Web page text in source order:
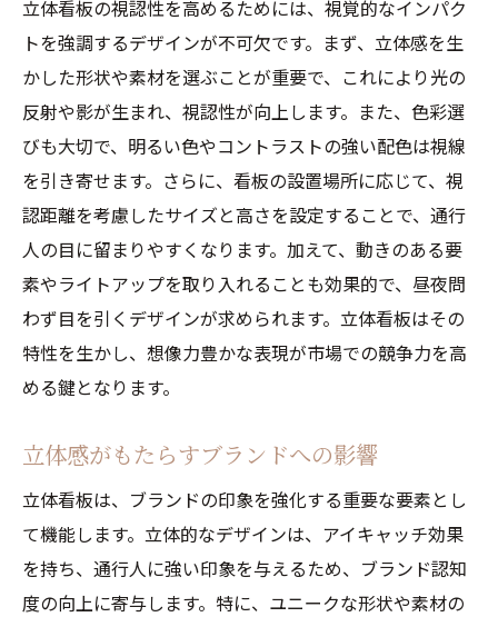
立体看板の視認性を高めるためには、視覚的なインパク
トを強調するデザインが不可欠です。まず、立体感を生
かした形状や素材を選ぶことが重要で、これにより光の
反射や影が生まれ、視認性が向上します。また、色彩選
びも大切で、明るい色やコントラストの強い配色は視線
を引き寄せます。さらに、看板の設置場所に応じて、視
認距離を考慮したサイズと高さを設定することで、通行
人の目に留まりやすくなります。加えて、動きのある要
素やライトアップを取り入れることも効果的で、昼夜問
わず目を引くデザインが求められます。立体看板はその
特性を生かし、想像力豊かな表現が市場での競争力を高
める鍵となります。
立体感がもたらすブランドへの影響
立体看板は、ブランドの印象を強化する重要な要素とし
て機能します。立体的なデザインは、アイキャッチ効果
を持ち、通行人に強い印象を与えるため、ブランド認知
度の向上に寄与します。特に、ユニークな形状や素材の